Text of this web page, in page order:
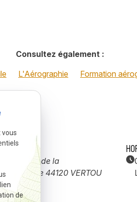
Consultez également :
L'Aérographie Formation
Adresse
42B rue de la
Maladrie44120 VERTOU
vous
de